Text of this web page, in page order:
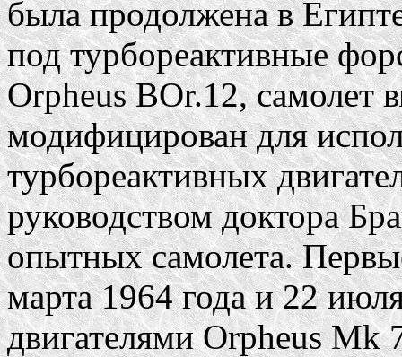
была продолжена в
под турбореактивные
Orpheus BOr.12, самолет
модифицирован для
турбореактивных
руководством доктора
опытных самолета.
марта 1964 года и 22
двигателями Orpheus Mk